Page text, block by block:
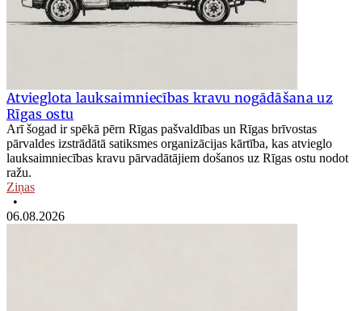
Atvieglota lauksaimniecības kravu nogādāšana uz
Rīgas ostu
Arī šogad ir spēkā pērn Rīgas pašvaldības un Rīgas brīvostas
pārvaldes izstrādātā satiksmes organizācijas kārtība, kas atvieglo
lauksaimniecības kravu pārvadātājiem došanos uz Rīgas ostu nodot
ražu.
Ziņas
•
06.08.2026